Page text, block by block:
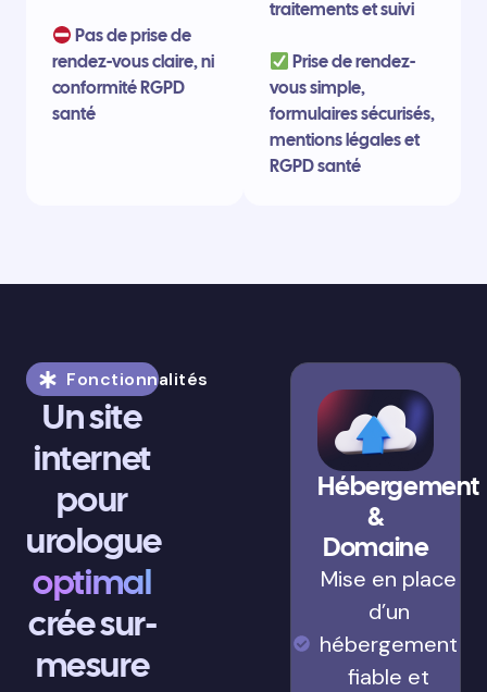
Pas de prise de
rendez-vous claire, ni
conformité RGPD
santé
traitements et suivi
Prise de rendez-
vous simple,
formulaires sécurisés,
mentions légales et
RGPD santé
Fonctionnalités
Un site
internet
pour
urologue
optimal
crée sur-
mesure
Hébergement
&
Domaine
Mise en place
d’un
hébergement
fiable et